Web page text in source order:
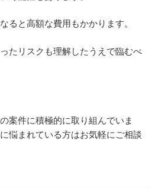
ると高額な費用もかかります。
たリスクも理解したうえで臨むべ
案件に積極的に取り組んでいま
悩まれている方はお気軽にご相談